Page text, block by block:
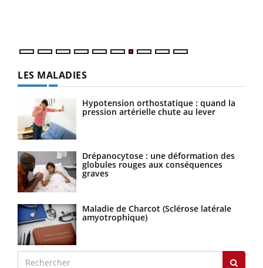
LES MALADIES
Hypotension orthostatique : quand la
pression artérielle chute au lever
Drépanocytose : une déformation des
globules rouges aux conséquences
graves
Maladie de Charcot (Sclérose latérale
amyotrophique)